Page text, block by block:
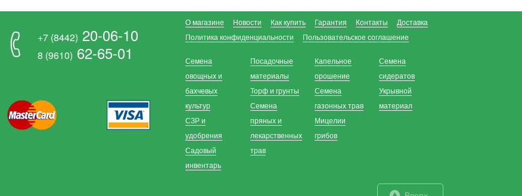
+7 (8442) 20-06-10
8 (9610) 62-65-01
О магазине Новости Как купить Гарантия Контакты
Доставка
Политика конфиденциальности
Пользовательское соглашение
Семена
овощных и
бахчевых
культур
СЗР и
удобрения
Садовый
инвентарь
Посадочные
материалы
Торф и грунты
Семена
пряных и
лекарственных
трав
Капельное
орошение
Семена
газонных трав
Мицелии
грибов
Семена
сидератов
Укрывной
материал